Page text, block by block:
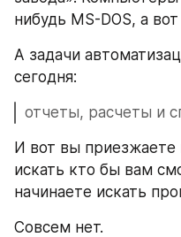
нибудь MS-DOS, а
А задачи
сегодня:
отчеты, расчеты и
И вот вы приезжаете
искать кто бы вам
начинаете искать
Совсем нет.